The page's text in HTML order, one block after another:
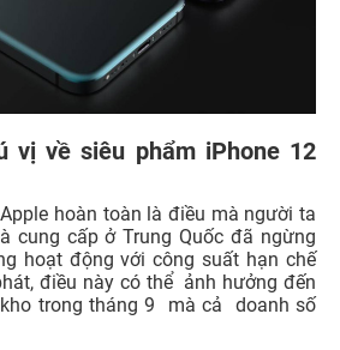
vị về siêu phẩm iPhone 12
hoàn toàn là điều mà người ta
cung cấp ở Trung Quốc đã ngừng
hoạt động với công suất hạn chế
điều này có thể ảnh hưởng đến
trong tháng 9 mà cả doanh số